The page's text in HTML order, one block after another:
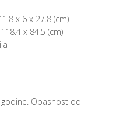
x 6 x 27.8 (cm)
118.4 x 84.5 (cm)
Opasnost od